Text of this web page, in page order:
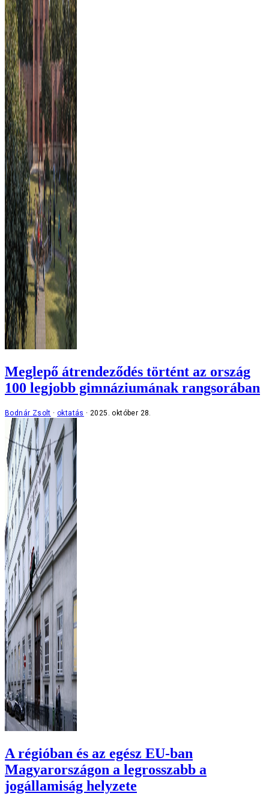
Meglepő átrendeződés történt az ország
100 legjobb gimnáziumának rangsorában
Bodnár Zsolt oktatás 2025. október 28.
A régióban és az egész EU-ban
Magyarországon a legrosszabb a
jogállamiság helyzete